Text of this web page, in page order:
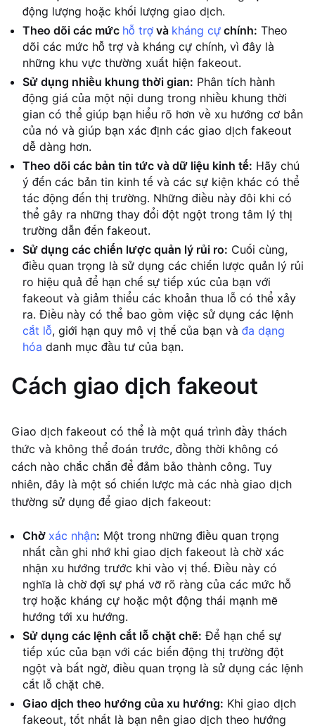
động lượng hoặc khối lượng giao dịch.
Theo dõi các mức hỗ trợ và kháng cự chính: Theo
dõi các mức hỗ trợ và kháng cự chính, vì đây là
những khu vực thường xuất hiện fakeout.
Sử dụng nhiều khung thời gian: Phân tích hành
động giá của một nội dung trong nhiều khung thời
gian có thể giúp bạn hiểu rõ hơn về xu hướng cơ bản
của nó và giúp bạn xác định các giao dịch fakeout
dễ dàng hơn.
Theo dõi các bản tin tức và dữ liệu kinh tế: Hãy chú
ý đến các bản tin kinh tế và các sự kiện khác có thể
tác động đến thị trường. Những điều này đôi khi có
thể gây ra những thay đổi đột ngột trong tâm lý thị
trường dẫn đến fakeout.
Sử dụng các chiến lược quản lý rủi ro: Cuối cùng,
điều quan trọng là sử dụng các chiến lược quản lý rủi
ro hiệu quả để hạn chế sự tiếp xúc của bạn với
fakeout và giảm thiểu các khoản thua lỗ có thể xảy
ra. Điều này có thể bao gồm việc sử dụng các lệnh
cắt lỗ, giới hạn quy mô vị thế của bạn và đa dạng
hóa danh mục đầu tư của bạn.
Cách giao dịch fakeout
Giao dịch fakeout có thể là một quá trình đầy thách
thức và không thể đoán trước, đồng thời không có
cách nào chắc chắn để đảm bảo thành công. Tuy
nhiên, đây là một số chiến lược mà các nhà giao dịch
thường sử dụng để giao dịch fakeout:
Chờ xác nhận: Một trong những điều quan trọng
nhất cần ghi nhớ khi giao dịch fakeout là chờ xác
nhận xu hướng trước khi vào vị thế. Điều này có
nghĩa là chờ đợi sự phá vỡ rõ ràng của các mức hỗ
trợ hoặc kháng cự hoặc một động thái mạnh mẽ
hướng tới xu hướng.
Sử dụng các lệnh cắt lỗ chặt chẽ: Để hạn chế sự
tiếp xúc của bạn với các biến động thị trường đột
ngột và bất ngờ, điều quan trọng là sử dụng các lệnh
cắt lỗ chặt chẽ.
Giao dịch theo hướng của xu hướng: Khi giao dịch
fakeout, tốt nhất là bạn nên giao dịch theo hướng